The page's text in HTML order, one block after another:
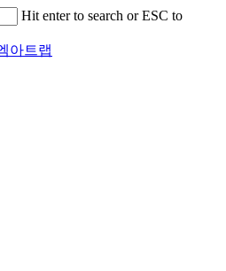
Hit enter to search or ESC to